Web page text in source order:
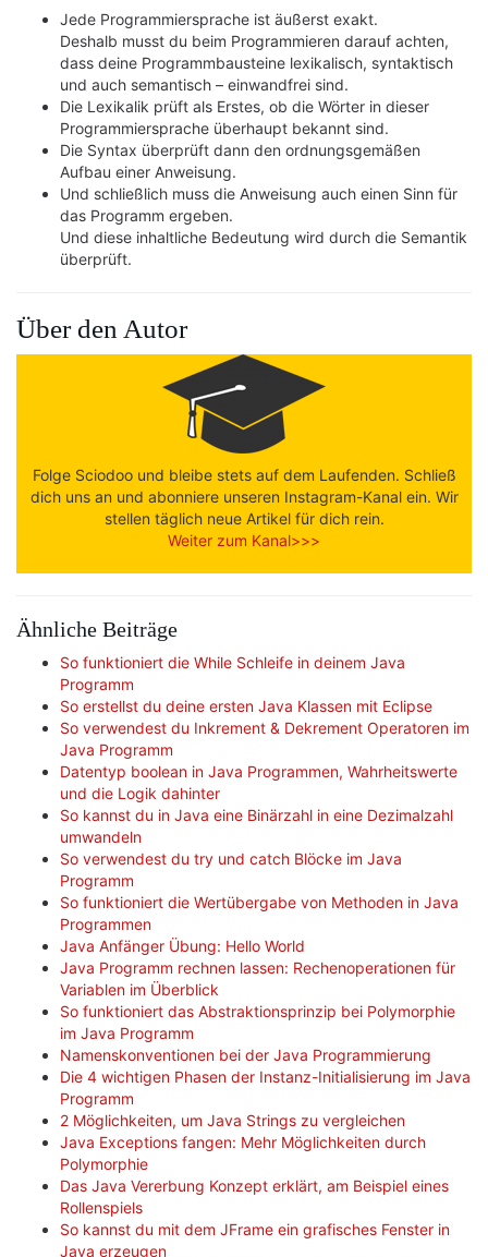
Jede Programmiersprache ist äußerst exakt.
Deshalb musst du beim Programmieren darauf achten,
dass deine Programmbausteine lexikalisch, syntaktisch
und auch semantisch – einwandfrei sind.
Die Lexikalik prüft als Erstes, ob die Wörter in dieser
Programmiersprache überhaupt bekannt sind.
Die Syntax überprüft dann den ordnungsgemäßen
Aufbau einer Anweisung.
Und schließlich muss die Anweisung auch einen Sinn für
das Programm ergeben.
Und diese inhaltliche Bedeutung wird durch die Semantik
überprüft.
Über den Autor
Folge Sciodoo und bleibe stets auf dem Laufenden. Schließ
dich uns an und abonniere unseren Instagram-Kanal ein. Wir
stellen täglich neue Artikel für dich rein.
Weiter zum Kanal>>>
Ähnliche Beiträge
So funktioniert die While Schleife in deinem Java
Programm
So erstellst du deine ersten Java Klassen mit Eclipse
So verwendest du Inkrement & Dekrement Operatoren im
Java Programm
Datentyp boolean in Java Programmen, Wahrheitswerte
und die Logik dahinter
So kannst du in Java eine Binärzahl in eine Dezimalzahl
umwandeln
So verwendest du try und catch Blöcke im Java
Programm
So funktioniert die Wertübergabe von Methoden in Java
Programmen
Java Anfänger Übung: Hello World
Java Programm rechnen lassen: Rechenoperationen für
Variablen im Überblick
So funktioniert das Abstraktionsprinzip bei Polymorphie
im Java Programm
Namenskonventionen bei der Java Programmierung
Die 4 wichtigen Phasen der Instanz-Initialisierung im Java
Programm
2 Möglichkeiten, um Java Strings zu vergleichen
Java Exceptions fangen: Mehr Möglichkeiten durch
Polymorphie
Das Java Vererbung Konzept erklärt, am Beispiel eines
Rollenspiels
So kannst du mit dem JFrame ein grafisches Fenster in
Java erzeugen